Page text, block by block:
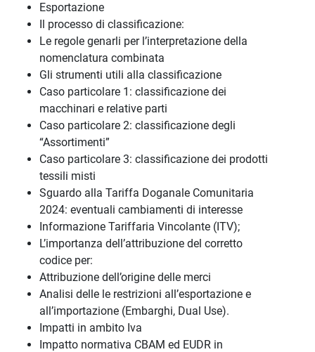
Esportazione
Il processo di classificazione:
Le regole genarli per l’interpretazione della
nomenclatura combinata
Gli strumenti utili alla classificazione
Caso particolare 1: classificazione dei
macchinari e relative parti
Caso particolare 2: classificazione degli
“Assortimenti”
Caso particolare 3: classificazione dei prodotti
tessili misti
Sguardo alla Tariffa Doganale Comunitaria
2024: eventuali cambiamenti di interesse
Informazione Tariffaria Vincolante (ITV);
L’importanza dell’attribuzione del corretto
codice per:
Attribuzione dell’origine delle merci
Analisi delle le restrizioni all’esportazione e
all’importazione (Embarghi, Dual Use).
Impatti in ambito Iva
Impatto normativa CBAM ed EUDR in